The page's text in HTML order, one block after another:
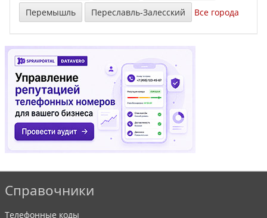
Перемышль
Переславль-Залесский Все города
Справочники
Телефонные коды